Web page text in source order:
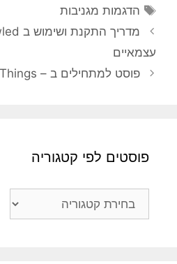
תגיות
הדגמות מגניבות
עצמאיים
פוסט למתחילים ב – SmartThings
פוסטים לפי קטגוריה